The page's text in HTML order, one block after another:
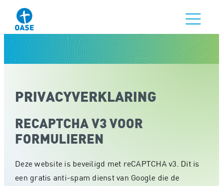
PRIVACYVERKLARING
RECAPTCHA V3 VOOR
FORMULIEREN
Deze website is beveiligd met reCAPTCHA v3. Dit is
een gratis anti-spam dienst van Google die de